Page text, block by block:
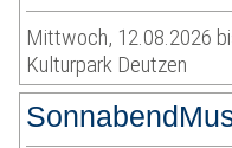
Mittwoch, 12.08.2026
Kulturpark Deutzen